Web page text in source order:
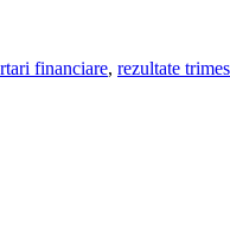
financiare, rezultate